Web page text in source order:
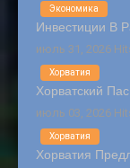
Инвестиции В
июль 31, 2026
Экономика
Хорватский
июль 03, 2026
Хорватия
Хорватия
Хорватия